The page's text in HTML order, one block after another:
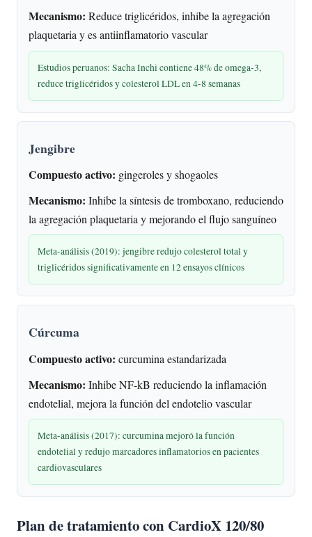
Mecanismo: Reduce triglicéridos, inhibe la agregación
plaquetaria y es antiinflamatorio vascular
Estudios peruanos: Sacha Inchi contiene 48% de omega-3,
reduce triglicéridos y colesterol LDL en 4-8 semanas
Jengibre
Compuesto activo: gingeroles y shogaoles
Mecanismo: Inhibe la síntesis de tromboxano, reduciendo
la agregación plaquetaria y mejorando el flujo sanguíneo
Meta-análisis (2019): jengibre redujo colesterol total y
triglicéridos significativamente en 12 ensayos clínicos
Cúrcuma
Compuesto activo: curcumina estandarizada
Mecanismo: Inhibe NF-kB reduciendo la inflamación
endotelial, mejora la función del endotelio vascular
Meta-análisis (2017): curcumina mejoró la función
endotelial y redujo marcadores inflamatorios en pacientes
cardiovasculares
Plan de tratamiento con CardioX 120/80